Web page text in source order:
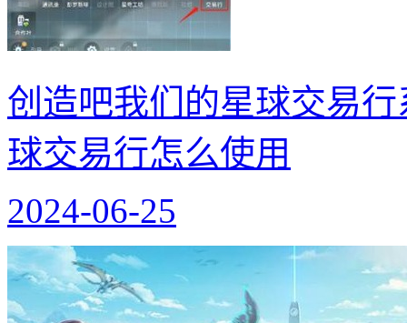
创造吧我们的星球交易
球交易行怎么使用
2024-06-25